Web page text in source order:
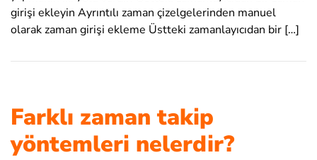
girişi ekleyin Ayrıntılı zaman çizelgelerinden manuel
olarak zaman girişi ekleme Üstteki zamanlayıcıdan bir […]
Farklı zaman takip
yöntemleri nelerdir?